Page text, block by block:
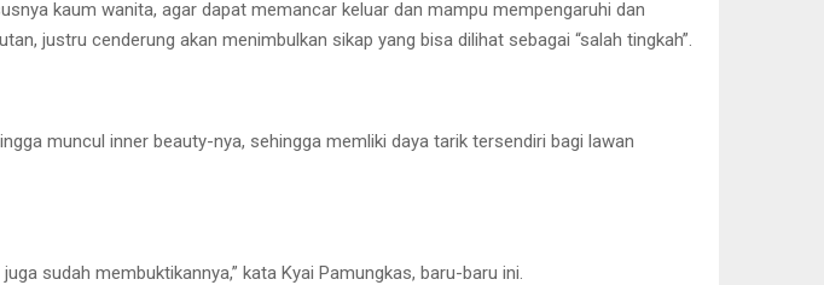
kaum wanita, agar dapat memancar keluar dan mampu mempengaruhi dan
justru cenderung akan menimbulkan sikap yang bisa dilihat sebagai “salah tingkah”.
muncul inner beauty-nya, sehingga memliki daya tarik tersendiri bagi lawan
sudah membuktikannya,” kata Kyai Pamungkas, baru-baru ini.